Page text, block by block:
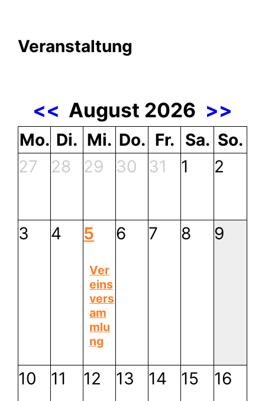
Veranstaltung
<< August 2026 >>
Mo. Di. Mi. Do. Fr. Sa. So.
27
28 29 30 31 1 2
3 4 5
Ver
eins
vers
am
mlu
ng
6 7 8 9
10 11 12 13 14 15 16